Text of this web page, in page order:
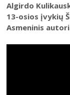
Šiauliai
Šiauliai
Algirdo
13-osios įvykių
Asmeninis